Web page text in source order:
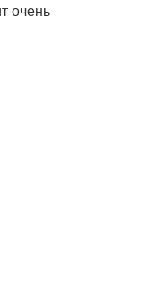
очень